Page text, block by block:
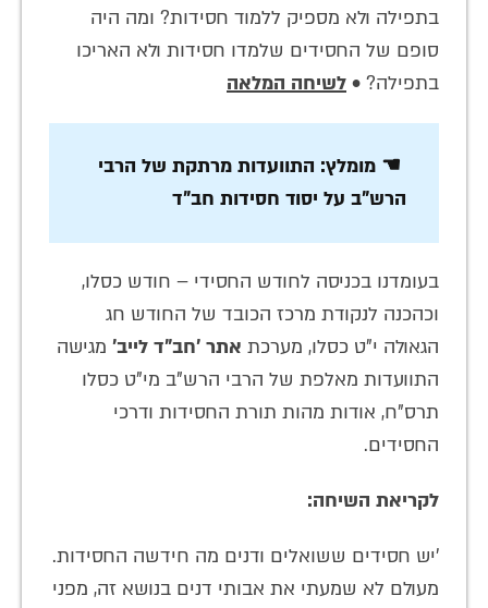
בתפילה ולא מספיק ללמוד חסידות? ומה היה
סופם של החסידים שלמדו חסידות ולא האריכו
בתפילה? • לשיחה המלאה
☚ מומלץ: התוועדות מרתקת של הרבי
הרש"ב על יסוד חסידות חב"ד
בעומדנו בכניסה לחודש החסידי – חודש כסלו,
וכהכנה לנקודת מרכז הכובד של החודש חג
הגאולה י"ט כסלו, מערכת אתר 'חב"ד לייב' מגישה
התוועדות מאלפת של הרבי הרש"ב מי"ט כסלו
תרס"ח, אודות מהות תורת החסידות ודרכי
החסידים.
לקריאת השיחה:
'יש חסידים ששואלים ודנים מה חידשה החסידות.
מעולם לא שמעתי את אבותי דנים בנושא זה, מפני